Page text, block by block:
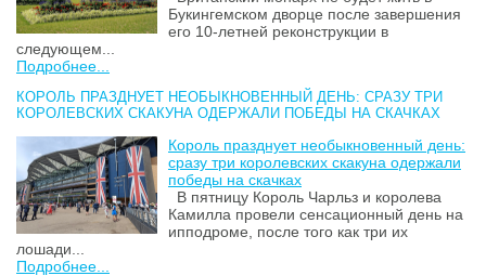
Букингемском дворце после завершения
его 10-летней реконструкции в
следующем...
Подробнее...
КОРОЛЬ ПРАЗДНУЕТ НЕОБЫКНОВЕННЫЙ ДЕНЬ: СРАЗУ ТРИ
КОРОЛЕВСКИХ СКАКУНА ОДЕРЖАЛИ ПОБЕДЫ НА СКАЧКАХ
Король празднует необыкновенный день:
сразу три королевских скакуна одержали
победы на скачках
В пятницу Король Чарльз и королева
Камилла провели сенсационный день на
ипподроме, после того как три их
лошади...
Подробнее...